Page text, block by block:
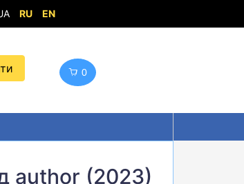
RU EN
0
author (2023)